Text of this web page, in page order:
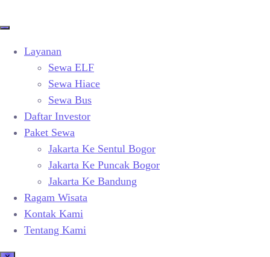
Layanan
Sewa ELF
Sewa Hiace
Sewa Bus
Daftar Investor
Paket Sewa
Jakarta Ke Sentul Bogor
Jakarta Ke Puncak Bogor
Jakarta Ke Bandung
Ragam Wisata
Kontak Kami
Tentang Kami